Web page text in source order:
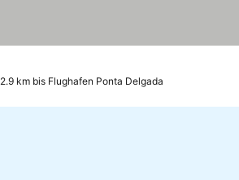
2.9 km bis Flughafen Ponta Delgada